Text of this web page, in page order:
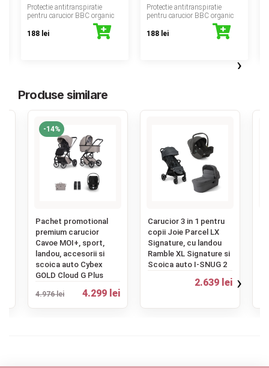
Protectie antitranspiratie
pentru carucior BBC organic
188 lei
Protectie antitranspiratie
pentru carucior BBC organic
188 lei
›
Produse similare
-14%
Pachet promotional
premium carucior
Cavoe MOI+, sport,
landou, accesorii si
scoica auto Cybex
GOLD Cloud G Plus
4.976 lei 4.299 lei
Carucior 3 in 1 pentru
copii Joie Parcel LX
Signature, cu landou
Ramble XL Signature si
Scoica auto I-SNUG 2
2.639 lei ›